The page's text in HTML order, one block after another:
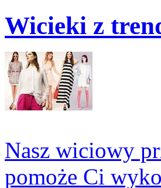
Wicieki z
Nasz wiciowy
pomoże Ci